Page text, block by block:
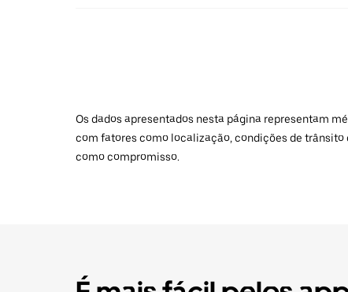
Os dados apresentados nesta página representam
com fatores como localização, condições de trânsito
como compromisso.